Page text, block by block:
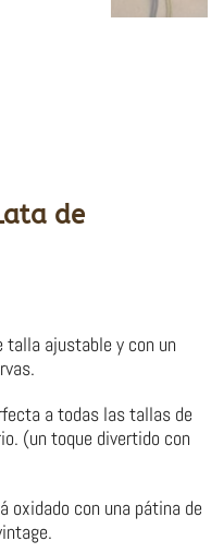
de
talla ajustable y con un
a todas las tallas de
(un toque divertido con
oxidado con una pátina de